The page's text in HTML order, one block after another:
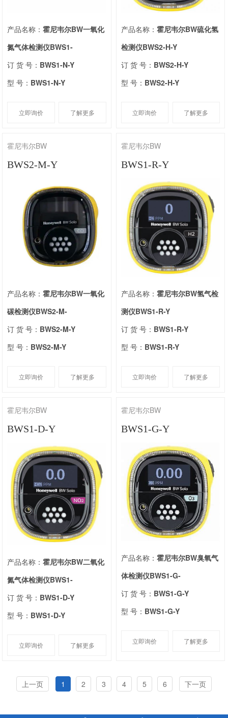
产品名称：霍尼韦尔BW一氧化
氮气体检测仪BWS1-
订 货 号： BWS1-N-Y
型 号： BWS1-N-Y
立即询价 了解更多
产品名称： 霍尼韦尔BW硫化氢
检测仪BWS2-H-Y
订 货 号： BWS2-H-Y
型 号： BWS2-H-Y
立即询价 了解更多
霍尼韦尔BW
BWS2-M-Y
产品名称：霍尼韦尔BW一氧化
碳检测仪BWS2-M-
订 货 号： BWS2-M-Y
型 号： BWS2-M-Y
立即询价 了解更多
霍尼韦尔BW
BWS1-R-Y
产品名称： 霍尼韦尔BW氢气检
测仪BWS1-R-Y
订 货 号： BWS1-R-Y
型 号： BWS1-R-Y
立即询价 了解更多
霍尼韦尔BW
BWS1-D-Y
产品名称：霍尼韦尔BW二氧化
氮气体检测仪BWS1-
订 货 号： BWS1-D-Y
型 号： BWS1-D-Y
立即询价 了解更多
霍尼韦尔BW
BWS1-G-Y
产品名称： 霍尼韦尔BW臭氧气
体检测仪BWS1-G-
订 货 号： BWS1-G-Y
型 号： BWS1-G-Y
立即询价 了解更多
上一页 1 2 3 4 5 6 下一页